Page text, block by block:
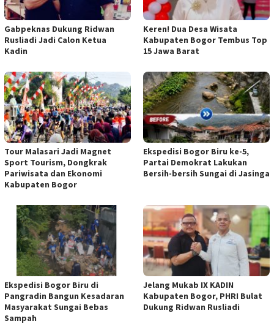
Gabpeknas Dukung Ridwan
Rusliadi Jadi Calon Ketua
Kadin
Keren! Dua Desa Wisata
Kabupaten Bogor Tembus Top
15 Jawa Barat
Tour Malasari Jadi Magnet
Sport Tourism, Dongkrak
Pariwisata dan Ekonomi
Kabupaten Bogor
Ekspedisi Bogor Biru ke-5,
Partai Demokrat Lakukan
Bersih-bersih Sungai di Jasinga
Ekspedisi Bogor Biru di
Pangradin Bangun Kesadaran
Masyarakat Sungai Bebas
Sampah
Jelang Mukab IX KADIN
Kabupaten Bogor, PHRI Bulat
Dukung Ridwan Rusliadi